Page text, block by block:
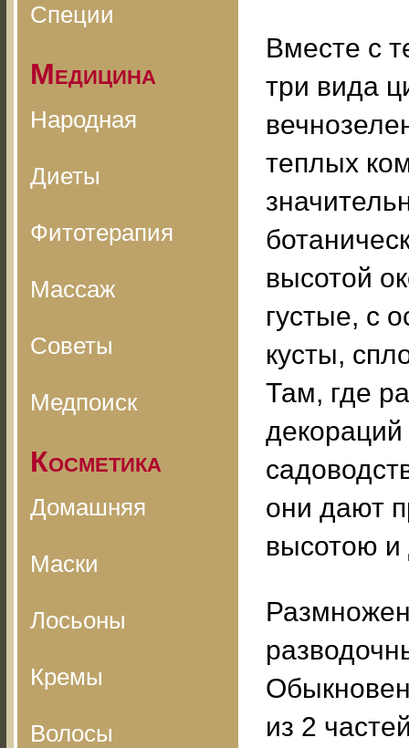
Специи
Медицина
Народная
Диеты
Фитотерапия
Массаж
Советы
Медпоиск
Косметика
Домашняя
Маски
Лосьоны
Кремы
Волосы
Вместе с
три вида
теплых
высотой
густые, с
кусты,
Там, где
они дают
высотою
из 2